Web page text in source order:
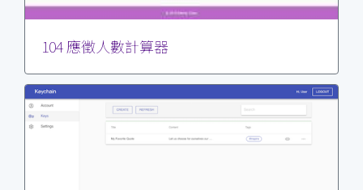
104 應徵人數計算器